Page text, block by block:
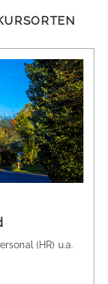
(HR) u.a.